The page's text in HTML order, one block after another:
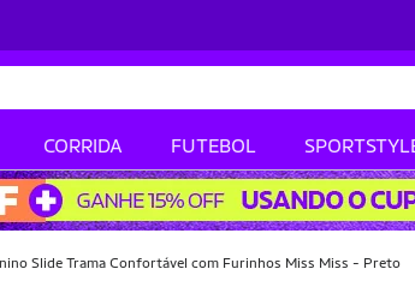
CORRIDA FUTEBOL
Slide Trama Confortável com Furinhos Miss Miss - Preto